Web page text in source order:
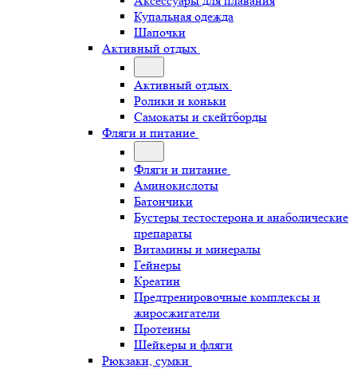
Купальная одежда
Шапочки
Активный отдых
Активный отдых
Ролики и коньки
Самокаты и скейтборды
Фляги и питание
Фляги и питание
Аминокислоты
Батончики
Бустеры тестостерона и анаболические
препараты
Витамины и минералы
Гейнеры
Креатин
Предтренировочные комплексы и
жиросжигатели
Протеины
Шейкеры и фляги
Рюкзаки, сумки